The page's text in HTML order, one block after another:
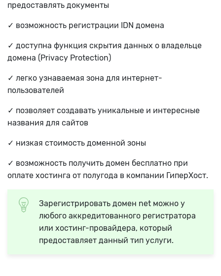
предоставлять документы
✓ возможность регистрации IDN домена
✓ доступна функция скрытия данных о владельце
домена (Privacy Protection)
✓ легко узнаваемая зона для интернет-
пользователей
✓ позволяет создавать уникальные и интересные
названия для сайтов
✓ низкая стоимость доменной зоны
✓ возможность получить домен бесплатно при
оплате хостинга от полугода в компании ГиперХост.
Зарегистрировать домен net можно у
любого аккредитованного регистратора
или хостинг-провайдера, который
предоставляет данный тип услуги.